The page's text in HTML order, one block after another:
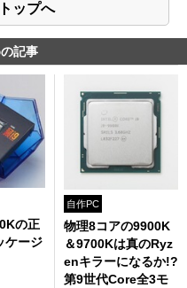
ップへ
記事
の正
ケージ
自作PC
物理8コアの9900K
＆9700Kは真のRyz
enキラーになるか!?
第9世代Core全3モ